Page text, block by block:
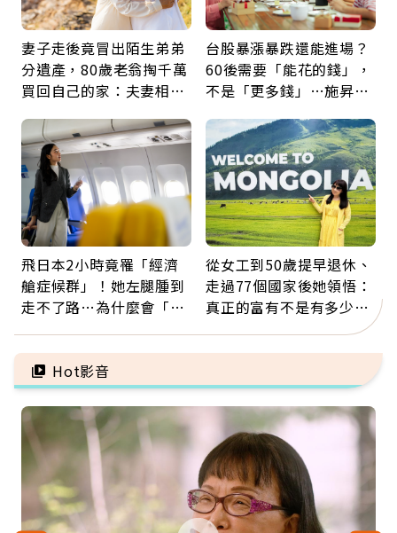
妻子走後竟冒出陌生弟弟
分遺產，80歲老翁掏千萬
買回自己的家：夫妻相守
台股暴漲暴跌還能進場？
60後需要「能花的錢」，
不是「更多錢」…施昇
票
飛日本2小時竟罹「經濟
艙症候群」！她左腿腫到
走不了路…為什麼會「靜
注意
從女工到50歲提早退休、
走過77個國家後她領悟：
真正的富有不是有多少
錢，而是擁有選擇人生的
自由
Hot影音